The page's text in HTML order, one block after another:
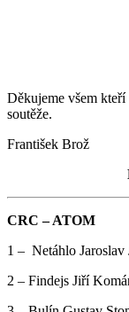
Děkujeme všem
soutěže.
František Brož
CRC – ATOM
1 – Netáhlo
2 – Findejs Jiří